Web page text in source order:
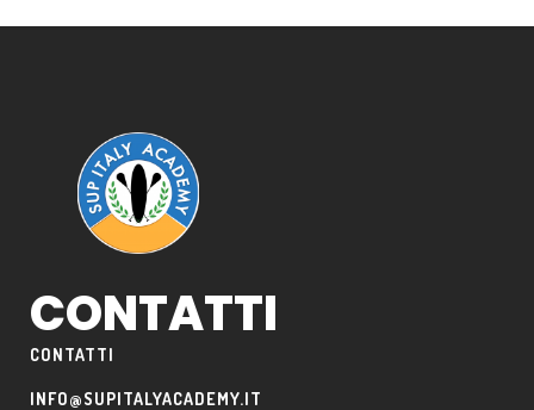
CONTATTI
CONTATTI
INFO@SUPITALYACADEMY.IT